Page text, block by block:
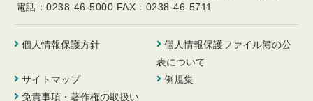
電話：0238-46-5000 FAX：0238-46-5711
個人情報保護方針
個人情報保護ファイル簿の公
表について
サイトマップ
例規集
免責事項・著作権の取扱い